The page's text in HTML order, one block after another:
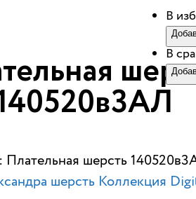
Плательная шерсть
шерсть Коллекция
В
В